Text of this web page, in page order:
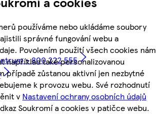
používáme nebo ukládáme soubory
správné fungování webu a
Povolením použití všech cookies nám
například také personalizovanou
případě zůstanou aktivní jen nezbytné
k provozu webu. Své rozhodnutí
v Nastavení ochrany osobních údajů
Soukromí a cookies v patičce webu.
- 800 222 555